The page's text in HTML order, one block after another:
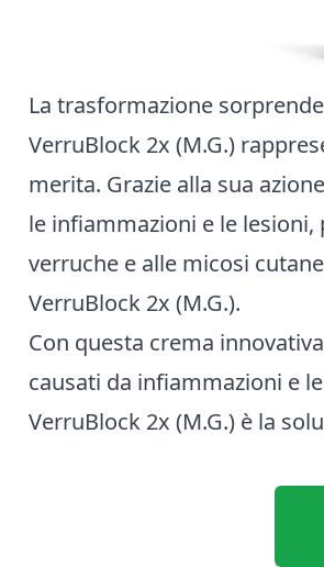
La trasformazione
VerruBlock 2x (M.G.)
merita. Grazie alla sua
le infiammazioni e le
verruche e alle micosi
VerruBlock 2x (M.G.).
Con questa crema
causati da infiammazioni e
VerruBlock 2x (M.G.) è la